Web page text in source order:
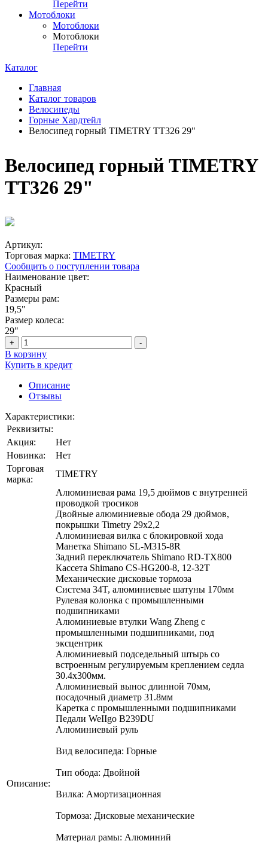
Перейти
Мотоблоки
Мотоблоки
Мотоблоки
Перейти
Каталог
Главная
Каталог товаров
Велосипеды
Горные Хардтейл
Велосипед горный TIMETRY TT326 29"
Велосипед горный TIMETRY
TT326 29"
Артикул:
Торговая марка: TIMETRY
Сообщить о поступлении товара
Наименование цвет:
Красный
Размеры рам:
19,5"
Размер колеса:
29"
+ -
В корзину
Купить в кредит
Описание
Отзывы
Характеристики:
Реквизиты:
Акция:
Нет
Новинка:
Нет
Торговая
марка:
TIMETRY
Описание:
Алюминиевая рама 19,5 дюймов с внутренней
проводкой тросиков
Двойные алюминиевые обода 29 дюймов,
покрышки Timetry 29х2,2
Алюминиевая вилка с блокировкой хода
Манетка Shimano SL-M315-8R
Задний переключатель Shimano RD-TX800
Кассета Shimano CS-HG200-8, 12-32T
Механические дисковые тормоза
Система 34T, алюминиевые шатуны 170мм
Рулевая колонка с промышленными
подшипниками
Алюминиевые втулки Wang Zheng с
промышленными подшипниками, под
эксцентрик
Алюминиевый подседельный штырь со
встроенным регулируемым креплением седла
30.4х300мм.
Алюминиевый вынос длинной 70мм,
посадочный диаметр 31.8мм
Каретка с промышленными подшипниками
Педали WeIIgo B239DU
Алюминиевый руль
Вид велосипеда: Горные
Тип обода: Двойной
Вилка: Амортизационная
Тормоза: Дисковые механические
Материал рамы: Алюминий